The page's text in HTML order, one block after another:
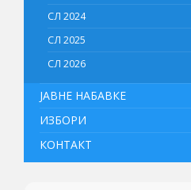
СЛ 2024
СЛ 2025
СЛ 2026
ЈАВНЕ НАБАВКЕ
ИЗБОРИ
КОНТАКТ